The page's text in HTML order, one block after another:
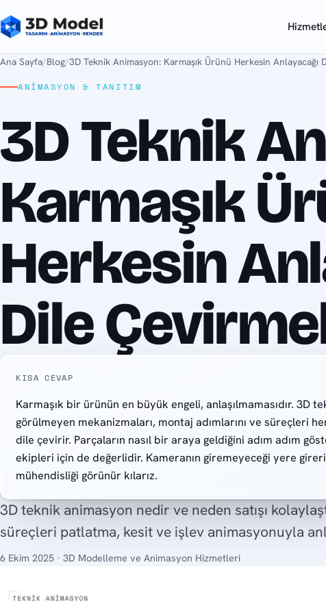
Ana Sayfa/Blog/3D Teknik Animasyon: Karmaşık Ürünü Herkesin Anlayacağı
ANIMASYON & TANITIM
3D Teknik
Karmaşık
Herkesin
Dile
KISA CEVAP
Karmaşık bir ürünün en büyük engeli, anlaşılmamasıdır. 3D
görülmeyen mekanizmaları, montaj adımlarını ve süreçleri
dile çevirir. Parçaların nasıl bir araya geldiğini adım adım
ekipleri için de değerlidir. Kameranın giremeyeceği yere
mühendisliği görünür kılarız.
3D teknik animasyon nedir ve neden satışı
süreçleri patlatma, kesit ve işlev animasyonuyla
6 Ekim 2025 · 3D Modelleme ve Animasyon Hizmetleri